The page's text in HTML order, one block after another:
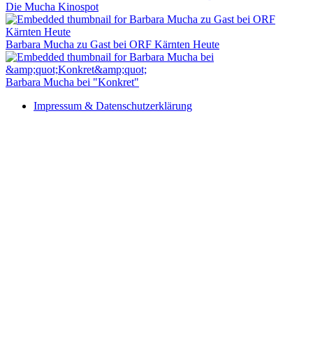
Die Mucha Kinospot
Barbara Mucha zu Gast bei ORF Kärnten Heute
Barbara Mucha bei "Konkret"
Impressum & Datenschutzerklärung